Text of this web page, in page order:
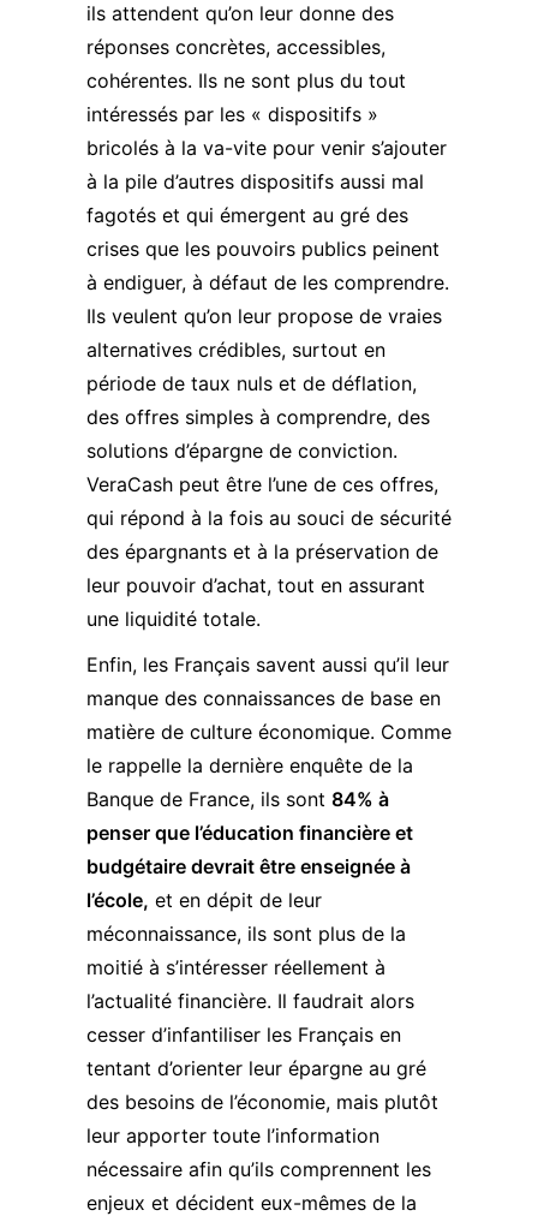
ils attendent qu’on leur donne des
réponses concrètes, accessibles,
cohérentes. Ils ne sont plus du tout
intéressés par les « dispositifs »
bricolés à la va-vite pour venir s’ajouter
à la pile d’autres dispositifs aussi mal
fagotés et qui émergent au gré des
crises que les pouvoirs publics peinent
à endiguer, à défaut de les comprendre.
Ils veulent qu’on leur propose de vraies
alternatives crédibles, surtout en
période de taux nuls et de déflation,
des offres simples à comprendre, des
solutions d’épargne de conviction.
VeraCash peut être l’une de ces offres,
qui répond à la fois au souci de sécurité
des épargnants et à la préservation de
leur pouvoir d’achat, tout en assurant
une liquidité totale.
Enfin, les Français savent aussi qu’il leur
manque des connaissances de base en
matière de culture économique. Comme
le rappelle la dernière enquête de la
Banque de France, ils sont 84% à
penser que l’éducation financière et
budgétaire devrait être enseignée à
l’école, et en dépit de leur
méconnaissance, ils sont plus de la
moitié à s’intéresser réellement à
l’actualité financière. Il faudrait alors
cesser d’infantiliser les Français en
tentant d’orienter leur épargne au gré
des besoins de l’économie, mais plutôt
leur apporter toute l’information
nécessaire afin qu’ils comprennent les
enjeux et décident eux-mêmes de la